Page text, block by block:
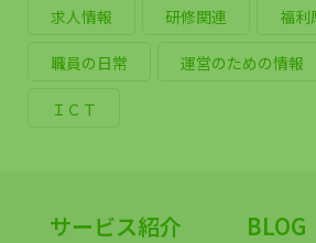
求人情報 研修関連 福利
職員の日常 運営のための情報
ＩＣＴ
サービス紹介 BLOG